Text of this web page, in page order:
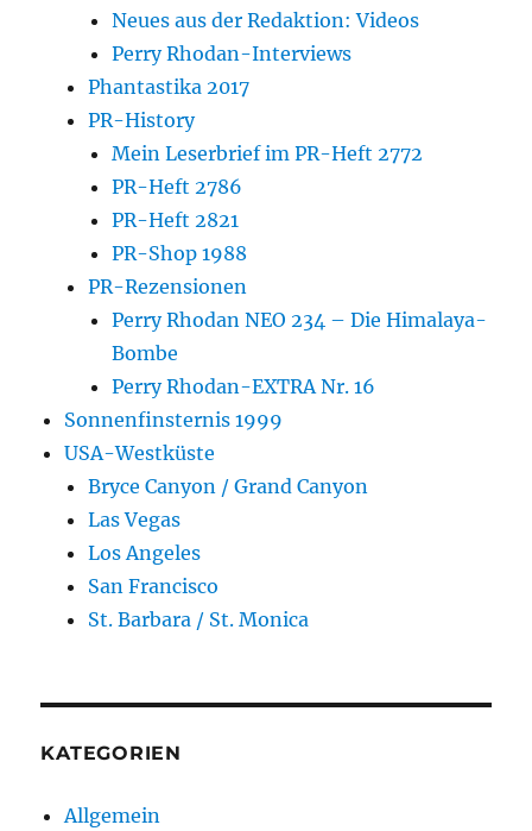
Neues aus der Redaktion: Videos
Perry Rhodan-Interviews
Phantastika 2017
PR-History
Mein Leserbrief im PR-Heft 2772
PR-Heft 2786
PR-Heft 2821
PR-Shop 1988
PR-Rezensionen
Perry Rhodan NEO 234 – Die Himalaya-
Bombe
Perry Rhodan-EXTRA Nr. 16
Sonnenfinsternis 1999
USA-Westküste
Bryce Canyon / Grand Canyon
Las Vegas
Los Angeles
San Francisco
St. Barbara / St. Monica
KATEGORIEN
Allgemein